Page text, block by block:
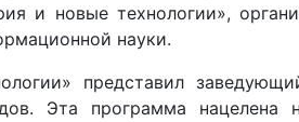
и новые технологии»,
науки.
представил
Эта программа нацелена